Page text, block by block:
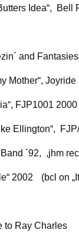
Idea“, Bell
and
Mother“, Joyride
FJP1001 2000
Ellington“,
´92, ,jhm
2002 (bcl on
to Ray Charles